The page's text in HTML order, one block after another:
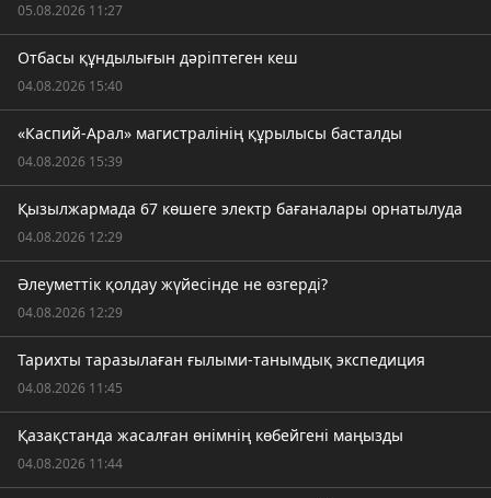
05.08.2026 11:27
Отбасы құндылығын дәріптеген кеш
04.08.2026 15:40
«Каспий-Арал» магистралінің құрылысы басталды
04.08.2026 15:39
Қызылжармада 67 көшеге электр бағаналары орнатылуда
04.08.2026 12:29
Әлеуметтік қолдау жүйесінде не өзгерді?
04.08.2026 12:29
Тарихты таразылаған ғылыми-танымдық экспедиция
04.08.2026 11:45
Қазақстанда жасалған өнімнің көбейгені маңызды
04.08.2026 11:44